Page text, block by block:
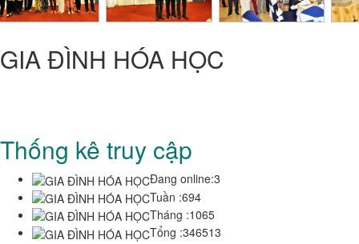
GIA ĐÌNH HÓA HỌC
Thống kê truy cập
Đang online:3
Tuần :694
Tháng :1065
Tổng :346513